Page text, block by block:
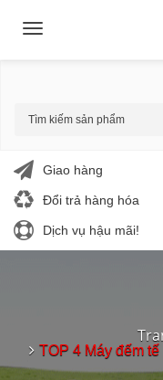
Giao hàng
Đổi trả hàng hóa
Dịch vụ hậu mãi!
Toggle
TOP 4 Máy đếm